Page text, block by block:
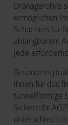
Dränagerohre
ermöglichen
Schachtes für
ablängbarem
jede
Besonders
Ihnen für das
tunnelförmige
Sickerrohr